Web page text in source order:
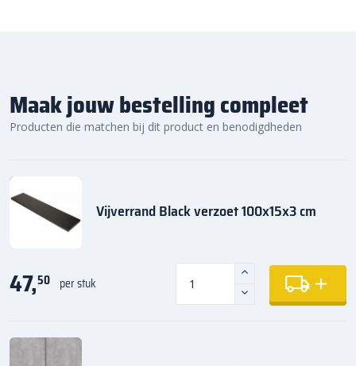
Maak jouw bestelling compleet
Producten die matchen bij dit product en benodigdheden
Vijverrand Black verzoet 100x15x3 cm
47,50 per stuk